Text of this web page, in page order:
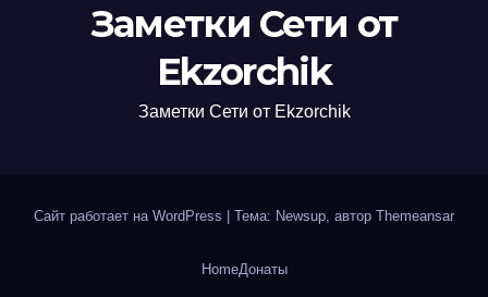
Заметки Сети от
Ekzorchik
Заметки Сети от Ekzorchik
Сайт работает на WordPress Тема: Newsup, автор Themeansar
HomeДонаты